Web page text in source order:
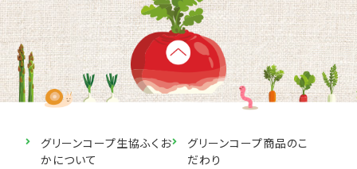
グリーンコープ生協ふくお
かについて
グリーンコープ商品のこ
だわり